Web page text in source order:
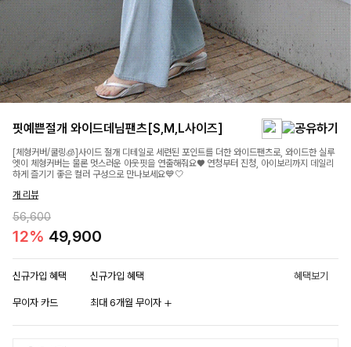
핏예쁜절개 와이드데님팬츠[S,M,L사이즈]
[체형커버/쿨링🧊]사이드 절개 디테일로 세련된 포인트를 더한 와이드팬츠로, 와이드한 실루
엣이 체형커버는 물론 멋스러운 아웃핏을 연출해줘요♥ 연청부터 진청, 아이보리까지 데일리
하게 즐기기 좋은 컬러 구성으로 만나보세요💙🤍
개 리뷰
56,600
12% 49,900
신규가입 혜택 신규가입 혜택 혜택보기
무이자 카드 최대 6개월 무이자